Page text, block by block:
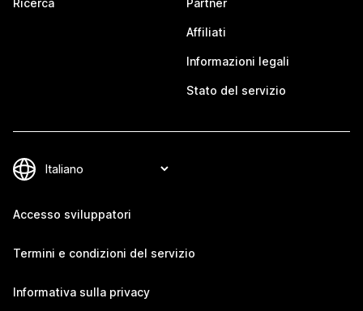
Ricerca Partner
Affiliati
Informazioni legali
Stato del servizio
Accesso sviluppatori
Termini e condizioni del servizio
Informativa sulla privacy